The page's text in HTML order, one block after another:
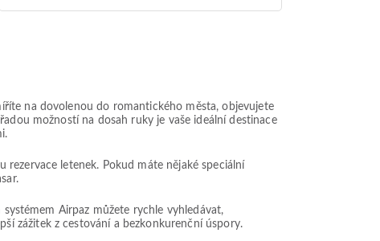
na dovolenou do romantického města, objevujete
možností na dosah ruky je vaše ideální destinace
letenek. Pokud máte nějaké speciální
Airpaz můžete rychle vyhledávat,
zážitek z cestování a bezkonkurenční úspory.